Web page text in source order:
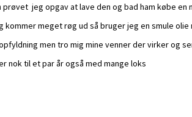
jeg opgav at lave den og bad ham købe en
meget røg ud så bruger jeg en smule olie
men tro mig mine venner der virker og
nok til et par år også med mange loks